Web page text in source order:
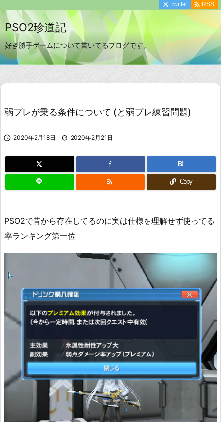
PSO2珍道記
好き勝手ゲームについて書いてるブログです。
Twitter  RSS
弱プレが乗る条件について (と弱プレ練習問題)
 2020年2月18日  2020年2月21日
B!
 Copy
PSO2で昔から存在してるのに実は仕様を理解せず使ってる
率ランキング第一位